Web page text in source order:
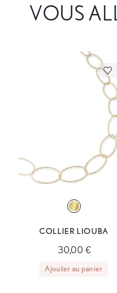
VOUS
COLLIER LIOUBA
30,00 €
Ajouter au panier